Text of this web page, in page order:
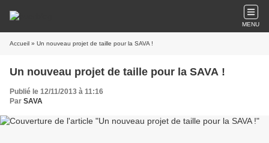
MENU
Accueil » Un nouveau projet de taille pour la SAVA !
Un nouveau projet de taille pour la SAVA !
Publié le 12/11/2013 à 11:16
Par SAVA